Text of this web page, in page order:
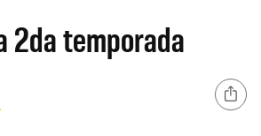
2da temporada